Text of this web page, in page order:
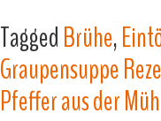
TaggedBrühe,
Graupensuppe
Pfeffer aus der